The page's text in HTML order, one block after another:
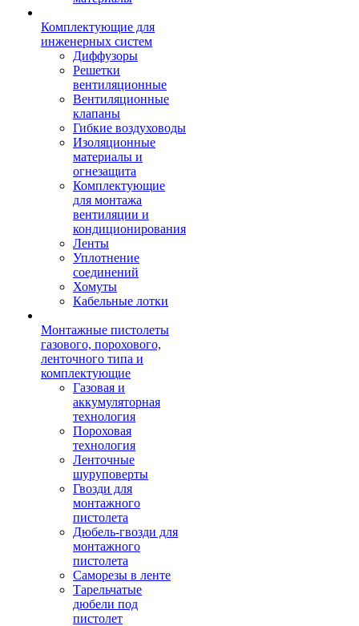
Комплектующие для
инженерных систем
Диффузоры
Решетки
вентиляционные
Вентиляционные
клапаны
Гибкие воздуховоды
Изоляционные
материалы и
огнезащита
Комплектующие
для монтажа
вентиляции и
кондиционирования
Ленты
Уплотнение
соединений
Хомуты
Кабельные лотки
Монтажные пистолеты
газового, порохового,
ленточного типа и
комплектующие
Газовая и
аккумуляторная
технология
Пороховая
технология
Ленточные
шуруповерты
Гвозди для
монтажного
пистолета
Дюбель-гвозди для
монтажного
пистолета
Саморезы в ленте
Тарельчатые
дюбели под
пистолет